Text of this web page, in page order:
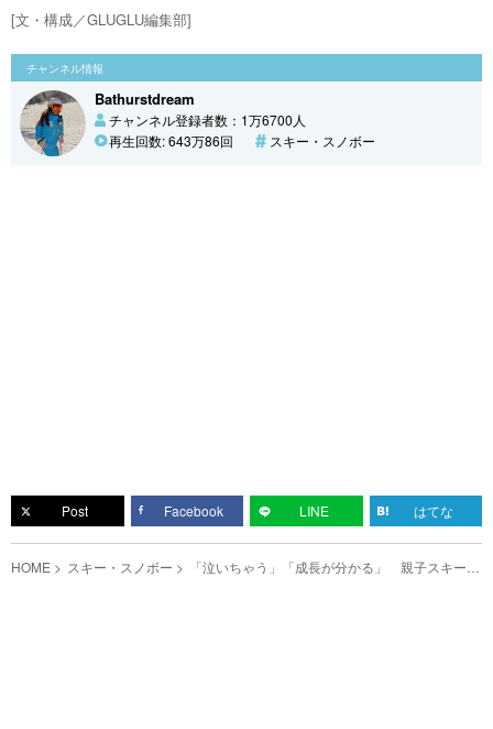
[文・構成／GLUGLU編集部]
チャンネル情報
Bathurstdream
チャンネル登録者数：1万6700人
再生回数: 643万86回
スキー・スノボー
Post Facebook LINE はてな
HOME スキー・スノボー 「泣いちゃう」「成長が分かる」 親子スキー１
１年間の記録に、グッとくる